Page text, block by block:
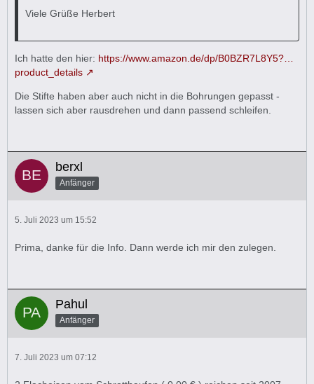
Viele Grüße Herbert
Ich hatte den hier: https://www.amazon.de/dp/B0BZR7L8Y5?…
product_details
Die Stifte haben aber auch nicht in die Bohrungen gepasst -
lassen sich aber rausdrehen und dann passend schleifen.
berxl
Anfänger
5. Juli 2023 um 15:52
Prima, danke für die Info. Dann werde ich mir den zulegen.
Pahul
Anfänger
7. Juli 2023 um 07:12